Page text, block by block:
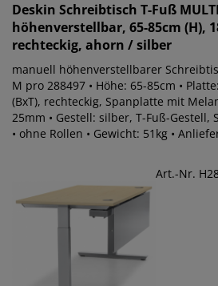
Deskin Schreibtisch T-Fuß
höhenverstellbar, 65-85cm (H),
rechteckig, ahorn / silber
manuell höhenverstellbarer
M pro 288497 • Höhe: 65-85cm •
(BxT), rechteckig, Spanplatte mit
25mm • Gestell: silber, T-Fuß-
• ohne Rollen • Gewicht: 51kg •
Art.-Nr.